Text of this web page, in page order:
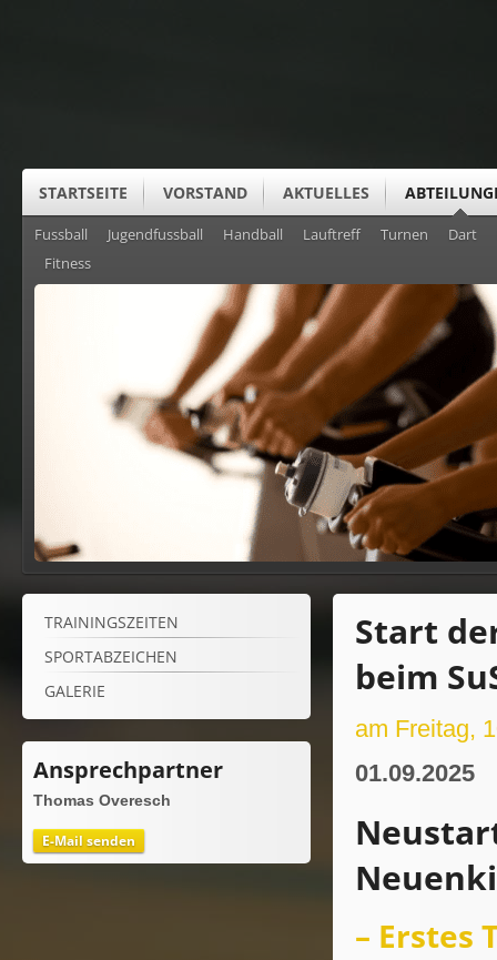
STARTSEITE VORSTAND AKTUELLES
SUS CLUBHEIM
Fussball Jugendfussball Handball Lauftreff Turnen
Dart
Fitness
TRAININGSZEITEN
SPORTABZEICHEN
GALERIE
Ansprechpartner
Thomas Overesch
E-Mail senden
Start
beim
am Freitag,
01.09.2025
– Erstes